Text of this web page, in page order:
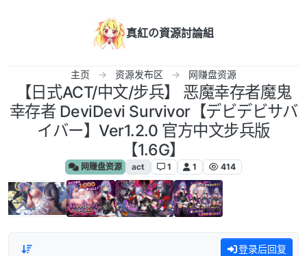
真紅の資源討論組
主页 资源发布区 网赚盘资源
【日式ACT/中文/步兵】 恶魔幸存者魔鬼
幸存者 DeviDevi Survivor【デビデビサバ
イバー】Ver1.2.0 官方中文步兵版
【1.6G】
网赚盘资源 act 1 1 414
登录后回复